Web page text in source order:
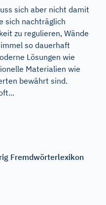
sich aber nicht damit
sich nachträglich
zu regulieren, Wände
so dauerhaft
Lösungen wie
Materialien wie
bewährt sind.
Fremdwörterlexikon